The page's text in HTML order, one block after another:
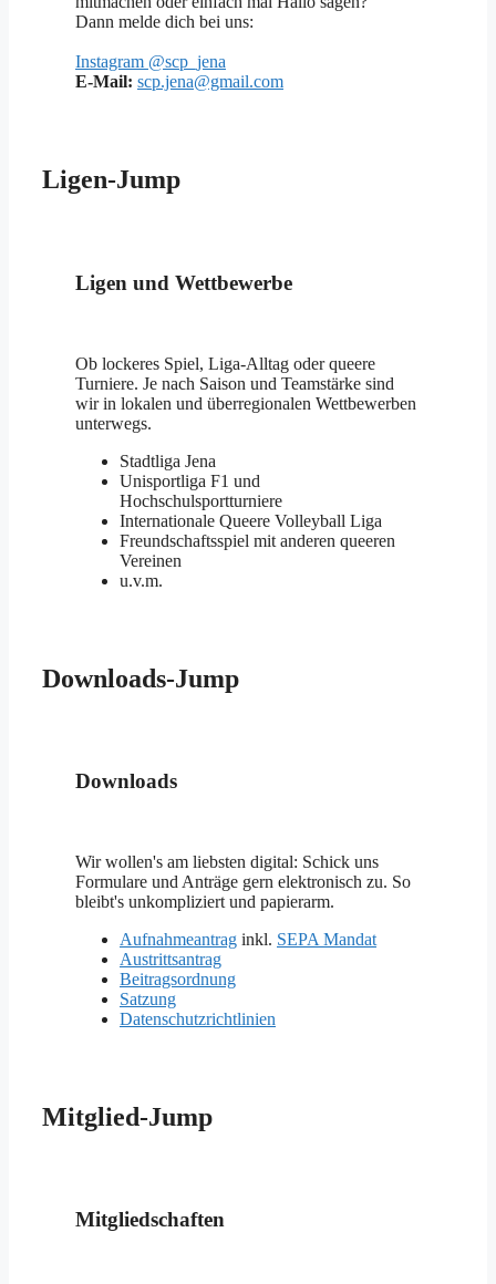
Dann melde dich bei uns:
Instagram @scp_jena
E-Mail: scp.jena@gmail.com
Ligen-Jump
Ligen und Wettbewerbe
Ob lockeres Spiel, Liga-Alltag oder queere
Turniere. Je nach Saison und Teamstärke sind
wir in lokalen und überregionalen Wettbewerben
unterwegs.
Stadtliga Jena
Unisportliga F1 und
Hochschulsportturniere
Internationale Queere Volleyball Liga
Freundschaftsspiel mit anderen queeren
Vereinen
u.v.m.
Downloads-Jump
Downloads
Wir wollen's am liebsten digital: Schick uns
Formulare und Anträge gern elektronisch zu. So
bleibt's unkompliziert und papierarm.
Aufnahmeantrag inkl. SEPA Mandat
Austrittsantrag
Beitragsordnung
Satzung
Datenschutzrichtlinien
Mitglied-Jump
Mitgliedschaften